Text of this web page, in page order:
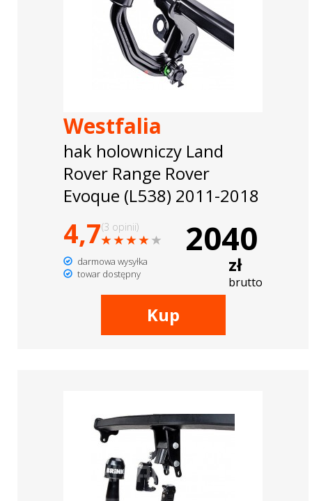
Westfalia
hak holowniczy Land
Rover Range Rover
Evoque (L538) 2011-2018
4,7(3 opinii)
darmowa wysyłka
towar dostępny
2040
zł
brutto
Kup